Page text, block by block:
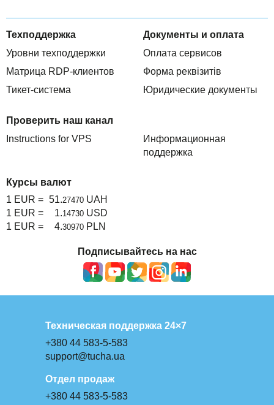
Техподдержка
Уровни техподдержки
Матрица RDP-клиентов
Тикет-система
Документы и оплата
Оплата сервисов
Форма реквізитів
Юридические документы
Проверить наш канал
Instructions for VPS
Информационная
поддержка
Курсы валют
1 EUR = 51.27470 UAH
1 EUR =
1.14730 USD
1 EUR =
4.30970 PLN
Подписывайтесь на нас
Техническая поддержка 24×7
+380 44 583-5-583
support@tucha.ua
Отдел продаж
+380 44 583-5-583